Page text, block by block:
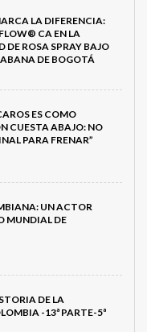
LA DIFERENCIA:
CA EN LA
ROSA SPRAY BAJO
DE BOGOTÁ
ES COMO
CUESTA ABAJO: NO
PARA FRENAR”
UN ACTOR
MUNDIAL DE
DE LA
-13ª PARTE-5ª